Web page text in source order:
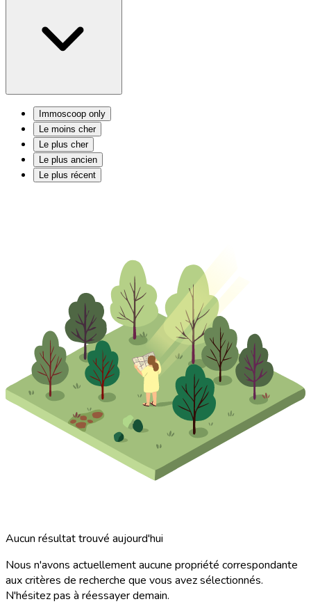
Immoscoop only
Le moins cher
Le plus cher
Le plus ancien
Le plus récent
Aucun résultat trouvé aujourd'hui
Nous n'avons actuellement aucune propriété correspondante
aux critères de recherche que vous avez sélectionnés.
N'hésitez pas à réessayer demain.